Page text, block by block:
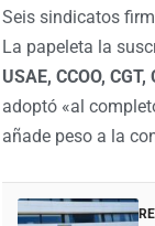
Seis sindicatos
La papeleta la
USAE, CCOO,
adoptó «al
añade peso a la